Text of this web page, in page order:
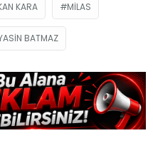
KARA MILAS
BATMAZ